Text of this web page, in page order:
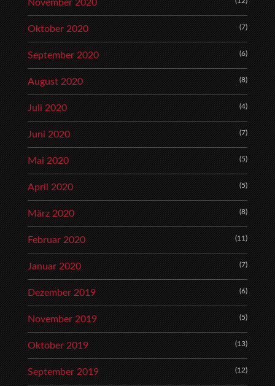
November 2020
Oktober 2020 (7)
September 2020 (6)
August 2020 (8)
Juli 2020 (4)
Juni 2020 (7)
Mai 2020 (5)
April 2020 (5)
März 2020 (8)
Februar 2020 (11)
Januar 2020 (7)
Dezember 2019 (6)
November 2019 (5)
Oktober 2019 (13)
September 2019 (12)